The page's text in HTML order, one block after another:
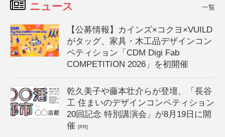
ニュース 一覧
【公募情報】カインズ×コクヨ×VUILD
がタッグ、家具・木工品デザインコン
ペティション「CDM Digi Fab
COMPETITION 2026」を初開催
乾久美子や藤本壮介らが登壇、「長谷
工 住まいのデザインコンペティション
20回記念 特別講演会」が8月19日に開
催[PR]